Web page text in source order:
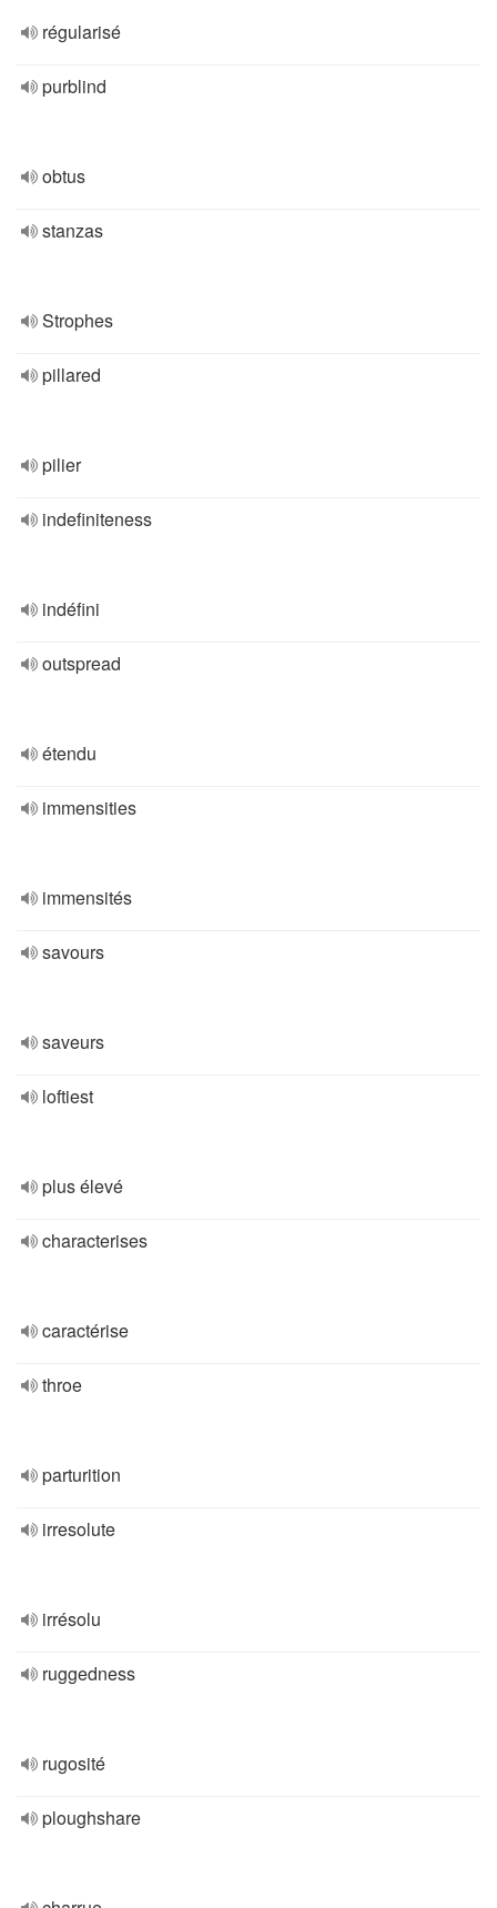
régularisé
purblind
obtus
stanzas
Strophes
pillared
pilier
indefiniteness
indéfini
outspread
étendu
immensities
immensités
savours
saveurs
loftiest
plus élevé
characterises
caractérise
throe
parturition
irresolute
irrésolu
ruggedness
rugosité
ploughshare